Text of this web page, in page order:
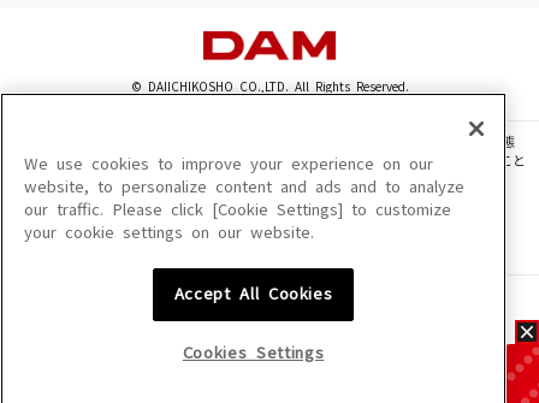
© DAIICHIKOSHO CO.,LTD. All Rights Reserved.
このサイトに掲載されている一切の文章・画像・写真・動画・音声等を、手段や形態
を問わず、著作権法の定める範囲を超えて無断で複製、転載、ファイル化などすること
を禁じます。
楽曲及びコンテンツは、機種によりご利用いただけない場合があります。
楽曲及びコンテンツの配信日、配信内容が変更になる場合があります。
We use cookies to improve your experience on our
website, to personalize content and ads and to analyze
our traffic. Please click [Cookie Settings] to customize
your cookie settings on our website.
Accept All Cookies
Cookies Settings